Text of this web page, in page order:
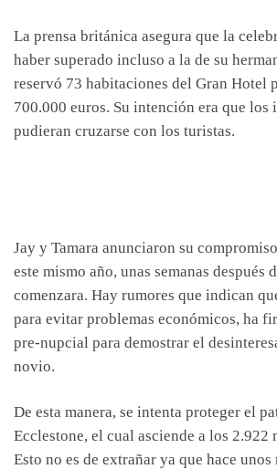
La prensa británica asegura que la
haber superado incluso a la de su
reservó 73 habitaciones del Gran Hotel
700.000 euros. Su intención era que los
pudieran cruzarse con los turistas.
Jay y Tamara anunciaron su
este mismo año, unas semanas después
comenzara. Hay rumores que indican
para evitar problemas económicos, ha
pre-nupcial para demostrar el
novio.
De esta manera, se intenta proteger el
Ecclestone, el cual asciende a los 2.922
Esto no es de extrañar ya que hace unos